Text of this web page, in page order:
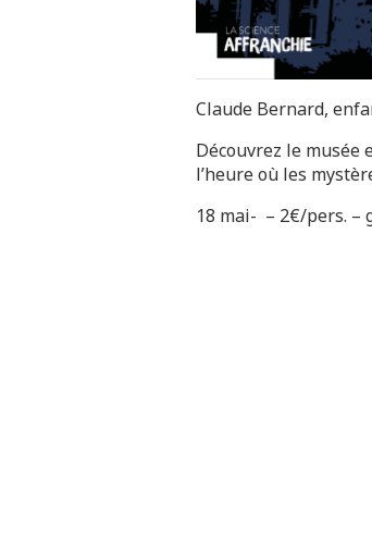
Claude Bernard,
Découvrez le musée
l’heure où les
18 mai- – 2€/pers. –